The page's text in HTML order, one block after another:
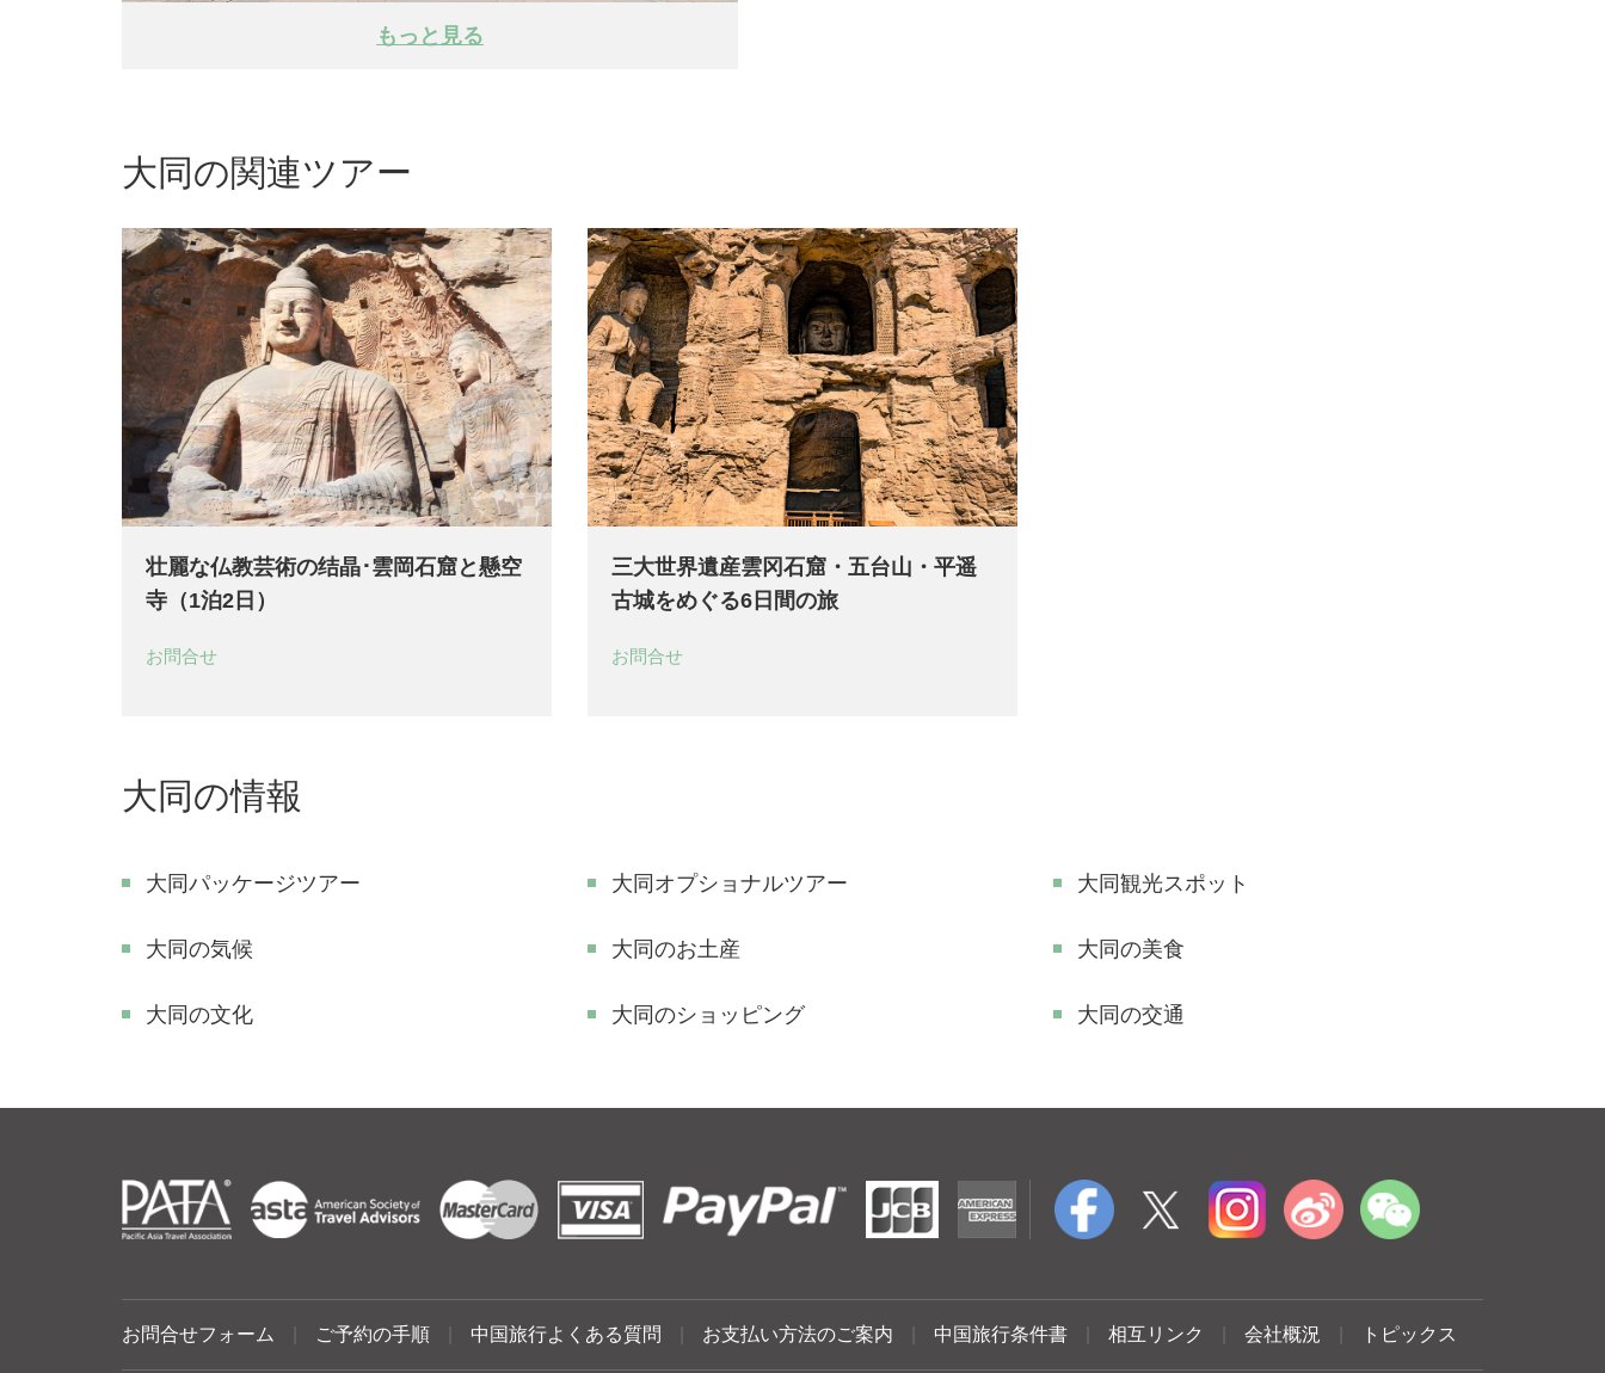
もっと見る
大同の関連ツアー
壮麗な仏教芸術の结晶･雲岡石窟と懸空
寺（1泊2日）
お問合せ
三大世界遺産雲冈石窟・五台山・平遥
古城をめぐる6日間の旅
お問合せ
大同の情報
大同パッケージツアー 大同オプショナルツアー 大同観光スポット
大同の気候 大同のお土産 大同の美食
大同の文化 大同のショッピング 大同の交通
お問合せフォーム ご予約の手順 中国旅行よくある質問 お支払い方法のご案内 中国旅行条件書 相互リンク 会社概況 トピックス